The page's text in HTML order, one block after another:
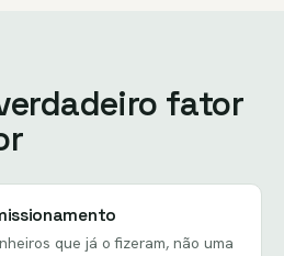
fator
que já o fizeram, não uma